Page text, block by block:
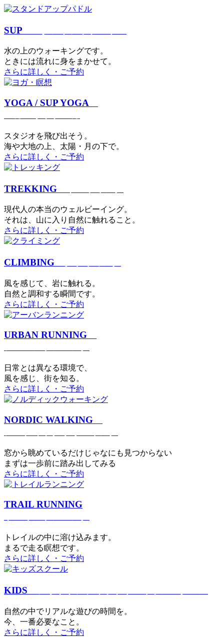
SUP
⽔の上のウォーキングです。
ときには流れに身をまかせて。
さらに詳しく・ご予約
YOGA / SUP YOGA
スタジオを⾶び出そう。
海や大地の上、太陽・⽉の下で。
さらに詳しく・ご予約
TREKKING
現代⼈の本当のウェルビーイング。
それは、⼭に⼊り⾃然に触れること。
さらに詳しく・ご予約
CLIMBING
⾵を感じて、岩に触れる。
⾃然と調和する瞬間です。
さらに詳しく・ご予約
URBAN RUNNING
日常とは異なる環境で、
風を感じ、街を知る。
さらに詳しく・ご予約
NORDIC WALKING
窓から眺めているだけじゃなにも見つからない
まずは一歩前に踏み出してみる
さらに詳しく・ご予約
TRAIL RUNNING
トレイルの中に溶け込みます。
まるで⾛る瞑想です。
さらに詳しく・ご予約
KIDS
⾃然の中でリアルな遊びの時間を。
今、⼀番必要なこと。
さらに詳しく・ご予約